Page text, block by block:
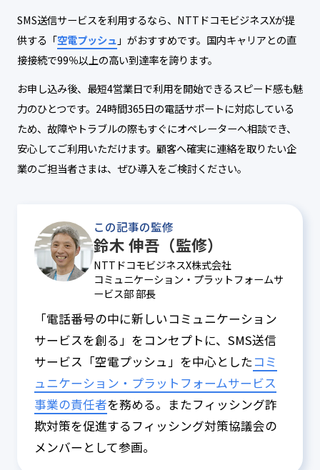
SMS送信サービスを利用するなら、NTTドコモビジネスXが提
供する「空電プッシュ 」がおすすめです。国内キャリアとの直
接接続で99％以上の高い到達率を誇ります。
お申し込み後、最短4営業日で利用を開始できるスピード感も魅
力のひとつです。24時間365日の電話サポートに対応している
ため、故障やトラブルの際もすぐにオペレーターへ相談でき、
安心してご利用いただけます。顧客へ確実に連絡を取りたい企
業のご担当者さまは、ぜひ導入をご検討ください。
この記事の監修
鈴木 伸吾（監修）
NTTドコモビジネスX株式会社
コミュニケーション・プラットフォームサ
ービス部 部長
「電話番号の中に新しいコミュニケーション
サービスを創る」をコンセプトに、SMS送信
サービス「空電プッシュ」を中心としたコミ
ュニケーション・プラットフォームサービス
事業の責任者を務める。またフィッシング詐
欺対策を促進するフィッシング対策協議会の
メンバーとして参画。